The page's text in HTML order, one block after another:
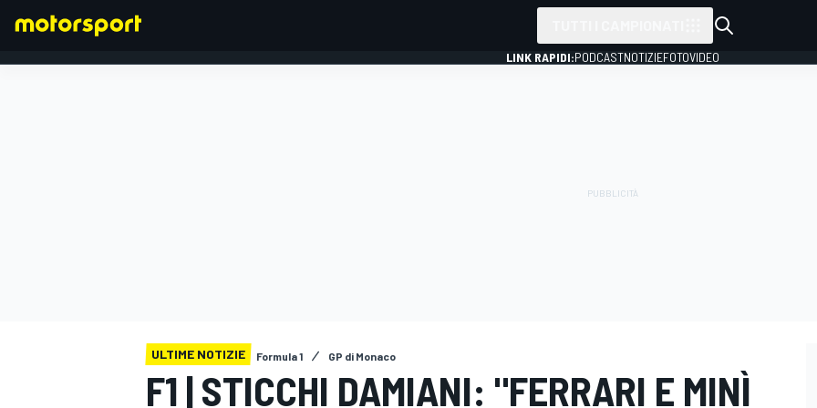
LINK RAPIDI:PODCASTNOTIZIEFOTOVIDEO
ULTIME NOTIZIE Formula 1 GP di Monaco
F1 | STICCHI DAMIANI: "FERRARI E MINÌ